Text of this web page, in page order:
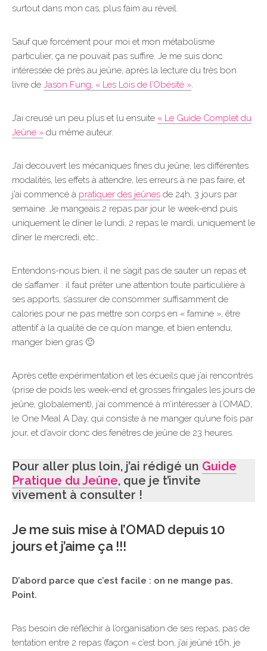
surtout dans mon cas, plus faim au réveil.
Sauf que forcément pour moi et mon métabolisme
particulier, ça ne pouvait pas suffire. Je me suis donc
intéressée de près au jeûne, après la lecture du très bon
livre de Jason Fung, « Les Lois de l’Obésité ».
J’ai creusé un peu plus et lu ensuite « Le Guide Complet du
Jeûne » du même auteur.
J’ai decouvert les mécaniques fines du jeûne, les différentes
modalités, les effets à attendre, les erreurs à ne pas faire, et
j’ai commencé à pratiquer des jeûnes de 24h, 3 jours par
semaine. Je mangeais 2 repas par jour le week-end puis
uniquement le dîner le lundi, 2 repas le mardi, uniquement le
dîner le mercredi, etc…
Entendons-nous bien, il ne s’agit pas de sauter un repas et
de s’affamer : il faut prêter une attention toute particulière à
ses apports, s’assurer de consommer suffisamment de
calories pour ne pas mettre son corps en « famine », être
attentif à la qualité de ce qu’on mange, et bien entendu,
manger bien gras 🙂
Après cette expérimentation et les écueils que j’ai rencontrés
(prise de poids les week-end et grosses fringales les jours de
jeûne, globalement), j’ai commencé à m’intéresser à l’OMAD,
le One Meal A Day, qui consiste à ne manger qu’une fois par
jour, et d’avoir donc des fenêtres de jeûne de 23 heures.
Pour aller plus loin, j’ai rédigé un Guide
Pratique du Jeûne, que je t’invite
vivement à consulter !
Je me suis mise à l’OMAD depuis 10
jours et j’aime ça !!!
D’abord parce que c’est facile : on ne mange pas.
Point.
Pas besoin de réfléchir à l’organisation de ses repas, pas de
tentation entre 2 repas (façon « c’est bon, j’ai jeûné 16h, je